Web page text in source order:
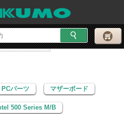
パーツ
マザーボード
500 Series M/B
PCパーツ マザーボード
500 Series M/B